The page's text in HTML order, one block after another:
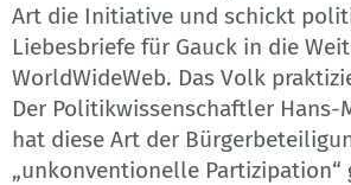
Art die Initiative und schickt
Liebesbriefe für Gauck in die
WorldWideWeb. Das Volk
Der Politikwissenschaftler Hans-
hat diese Art der
„unkonventionelle Partizipation“